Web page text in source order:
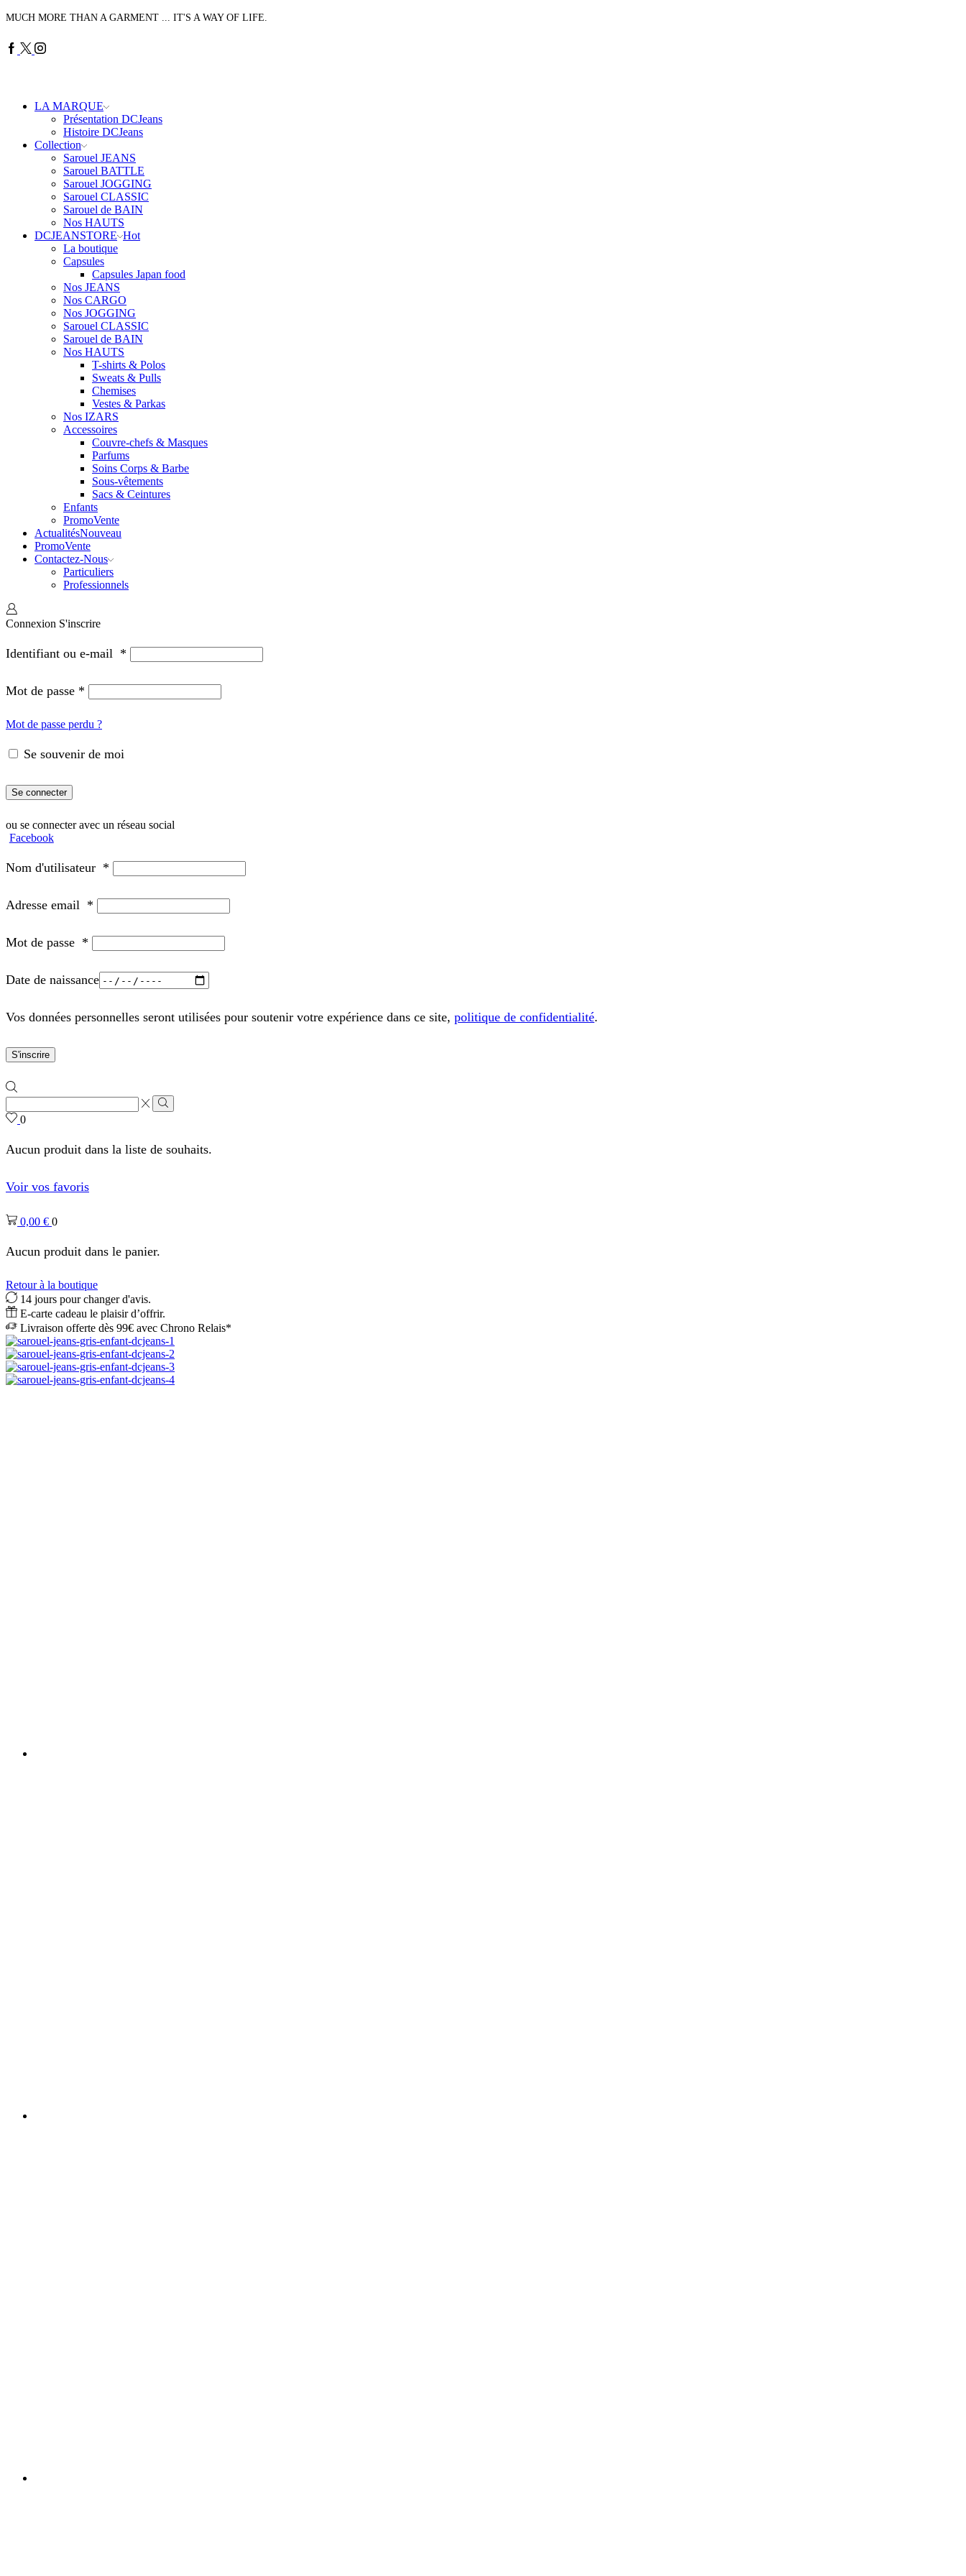
MUCH MORE THAN A GARMENT ... IT'S A WAY OF LIFE.
Facebook
TwitterInstagram
LA MARQUE
Présentation DCJeans
Histoire DCJeans
Collection
Sarouel JEANS
Sarouel BATTLE
Sarouel JOGGING
Sarouel CLASSIC
Sarouel de BAIN
Nos HAUTS
DCJEANSTORE Hot
La boutique
Capsules
Capsules Japan food
Nos JEANS
Nos CARGO
Nos JOGGING
Sarouel CLASSIC
Sarouel de BAIN
Nos HAUTS
T-shirts & Polos
Sweats & Pulls
Chemises
Vestes & Parkas
Nos IZARS
Accessoires
Couvre-chefs & Masques
Parfums
Soins Corps & Barbe
Sous-vêtements
Sacs & Ceintures
Enfants
PromoVente
ActualitésNouveau
PromoVente
Contactez-Nous
Particuliers
Professionnels
Connexion S'inscrire
Identifiant ou e-mail *
Mot de passe *
Mot de passe perdu ?
Se souvenir de moi
Se connecter
ou se connecter avec un réseau social
Facebook
Nom d'utilisateur *
Adresse email *
Mot de passe *
Date de naissance
Vos données personnelles seront utilisées pour soutenir votre expérience dans ce site, politique de confidentialité.
S'inscrire
Zone
de
saisie
recherche
Rechercher
0
Aucun produit dans la liste de souhaits.
Voir vos favoris
0,00 € 0
Aucun produit dans le panier.
Retour à la boutique
14 jours pour changer d'avis.
E-carte cadeau le plaisir d’offrir.
Livraison offerte dès 99€ avec Chrono Relais*